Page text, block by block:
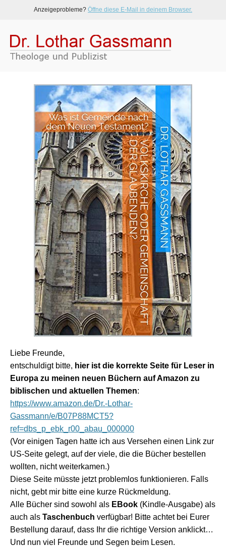
Anzeigeprobleme? Öffne diese E-Mail in deinem Browser.
Liebe Freunde,
entschuldigt bitte, hier ist die korrekte Seite für Leser in
Europa zu meinen neuen Büchern auf Amazon zu
biblischen und aktuellen Themen:
https://www.amazon.de/Dr.-Lothar-
Gassmann/e/B07P88MCT5?
ref=dbs_p_ebk_r00_abau_000000
(Vor einigen Tagen hatte ich aus Versehen einen Link zur
US-Seite gelegt, auf der viele, die die Bücher bestellen
wollten, nicht weiterkamen.)
Diese Seite müsste jetzt problemlos funktionieren. Falls
nicht, gebt mir bitte eine kurze Rückmeldung.
Alle Bücher sind sowohl als EBook (Kindle-Ausgabe) als
auch als Taschenbuch verfügbar! Bitte achtet bei Eurer
Bestellung darauf, dass Ihr die richtige Version anklickt…
Und nun viel Freunde und Segen beim Lesen.